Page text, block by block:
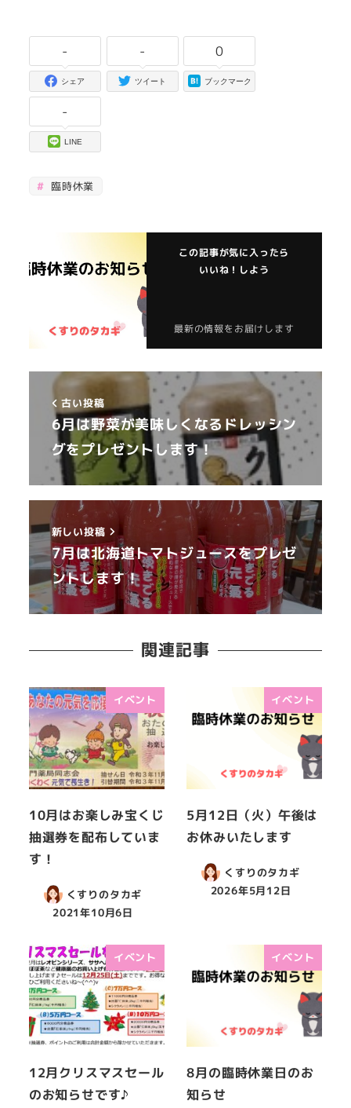
-
シェア
-
ツイート
0
ブックマーク
-
LINE
臨時休業
この記事が気に入ったら
いいね！しよう
最新の情報をお届けします
古い投稿
6月は野菜が美味しくなるドレッシン
グをプレゼントします！
新しい投稿
7月は北海道トマトジュースをプレゼ
ントします！
関連記事
イベント
10月はお楽しみ宝くじ
抽選券を配布していま
す！
くすりのタカギ
2021年10月6日
イベント
5月12日（火）午後は
お休みいたします
くすりのタカギ
2026年5月12日
イベント
12月クリスマスセール
のお知らせです♪
イベント
8月の臨時休業日のお
知らせ